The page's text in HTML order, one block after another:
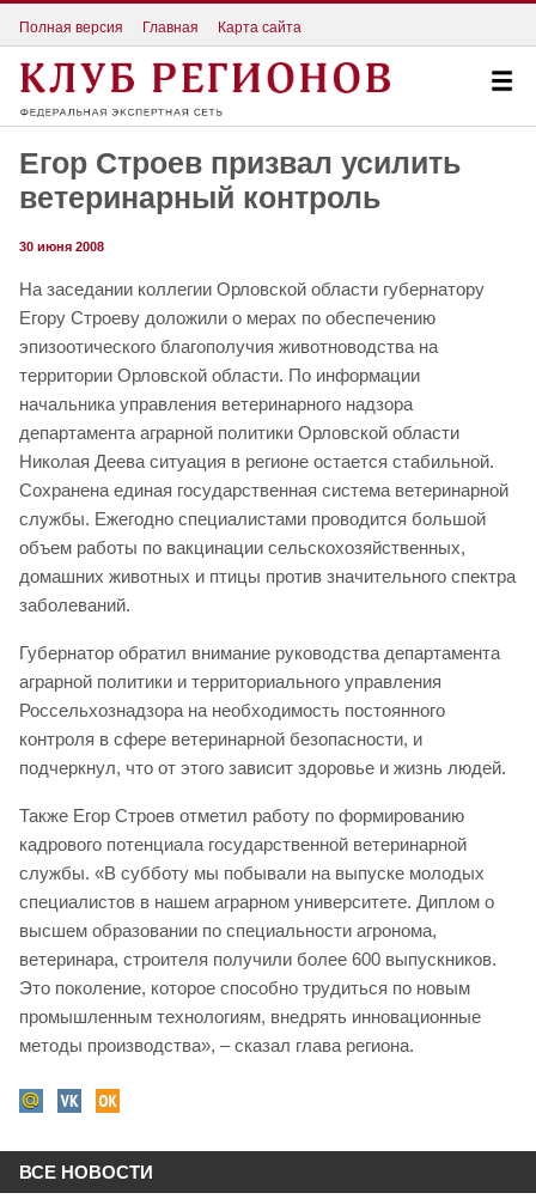
Полная версия Главная Карта сайта
Егор Строев призвал усилить
ветеринарный контроль
30 июня 2008
На заседании коллегии Орловской области губернатору
Егору Строеву доложили о мерах по обеспечению
эпизоотического благополучия животноводства на
территории Орловской области. По информации
начальника управления ветеринарного надзора
департамента аграрной политики Орловской области
Николая Деева ситуация в регионе остается стабильной.
Сохранена единая государственная система ветеринарной
службы. Ежегодно специалистами проводится большой
объем работы по вакцинации сельскохозяйственных,
домашних животных и птицы против значительного спектра
заболеваний.
Губернатор обратил внимание руководства департамента
аграрной политики и территориального управления
Россельхознадзора на необходимость постоянного
контроля в сфере ветеринарной безопасности, и
подчеркнул, что от этого зависит здоровье и жизнь людей.
Также Егор Строев отметил работу по формированию
кадрового потенциала государственной ветеринарной
службы. «В субботу мы побывали на выпуске молодых
специалистов в нашем аграрном университете. Диплом о
высшем образовании по специальности агронома,
ветеринара, строителя получили более 600 выпускников.
Это поколение, которое способно трудиться по новым
промышленным технологиям, внедрять инновационные
методы производства», – сказал глава региона.
ВСЕ НОВОСТИ